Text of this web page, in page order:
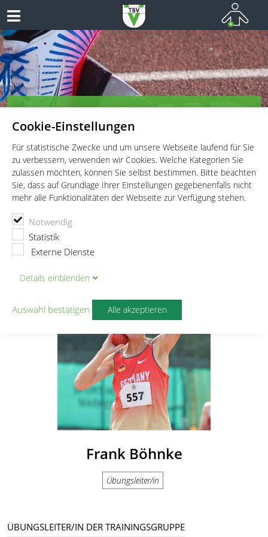
Cookie-Einstellungen
Für statistische Zwecke und um unsere Webseite laufend für Sie
zu verbessern, verwenden wir Cookies. Welche Kategorien Sie
zulassen möchten, können Sie selbst bestimmen. Bitte beachten
Sie, dass auf Grundlage Ihrer Einstellungen gegebenenfalls nicht
mehr alle Funktionalitäten der Webseite zur Verfügung stehen.
Notwendig
Statistik
Externe Dienste
Details einblenden
Auswahl bestätigen Alle akzeptieren
Leichtathletik für Wettkämpfer, Leistungssportler und
Freitzeitathleten
TSV Vaterstetten e.V.
Frank Böhnke
Frank Böhnke
Übungsleiter/in
ÜBUNGSLEITER/IN DER TRAININGSGRUPPE